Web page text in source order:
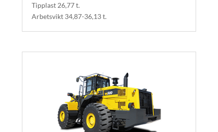
Tipplast 26,77 t.
Arbetsvikt 34,87-36,13 t.